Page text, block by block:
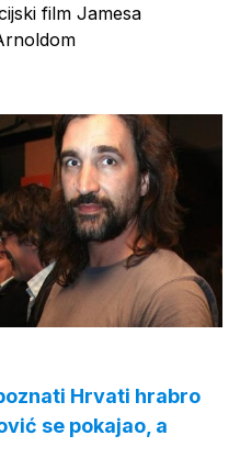
film Jamesa
Hrvati hrabro
se pokajao, a